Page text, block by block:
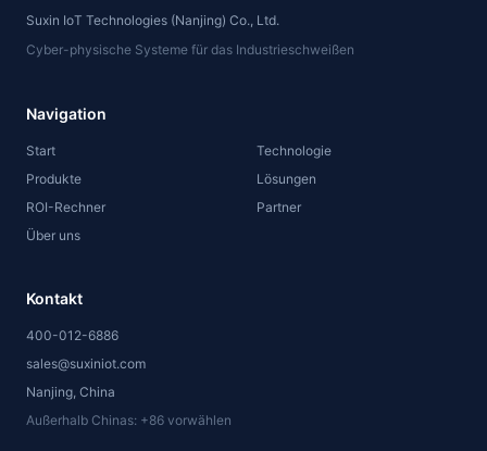
Suxin IoT Technologies (Nanjing) Co., Ltd.
Cyber-physische Systeme für das Industrieschweißen
Navigation
Start
Technologie
Produkte
Lösungen
ROI-Rechner
Partner
Über uns
Kontakt
400-012-6886
sales@suxiniot.com
Nanjing, China
Außerhalb Chinas: +86 vorwählen